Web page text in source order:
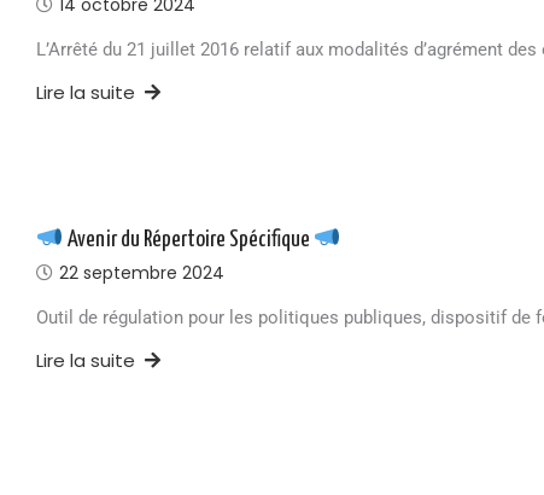
14 octobre 2024
L’Arrêté du 21 juillet 2016 relatif aux modalités d’agrément
Lire la suite
Avenir du Répertoire Spécifique
22 septembre 2024
Outil de régulation pour les politiques publiques, dispositif
Lire la suite